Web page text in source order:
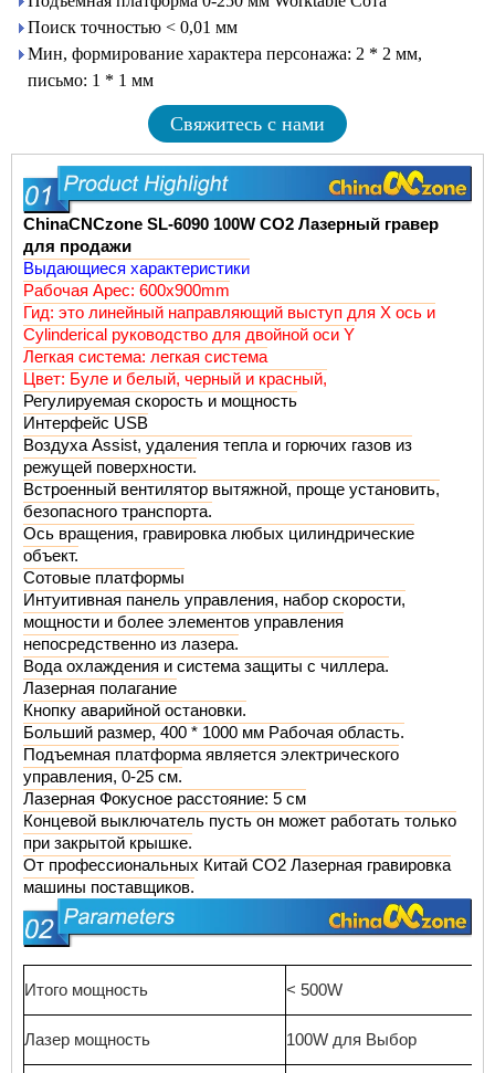
Поиск точностью < 0,01 мм
Мин, формирование характера персонажа: 2 * 2 мм,
письмо: 1 * 1 мм
Свяжитесь с нами
ChinaCNCzone SL-6090 100W CO2 Лазерный гравер
для продажи
Выдающиеся характеристики
Рабочая Арес: 600x900mm
Гид: это линейный направляющий выступ для X ось и
Cylinderical руководство для двойной оси Y
Легкая система: легкая система
Цвет: Буле и белый, черный и красный,
Регулируемая скорость и мощность
Интерфейс USB
Воздуха Assist, удаления тепла и горючих газов из
режущей поверхности.
Встроенный вентилятор вытяжной, проще установить,
безопасного транспорта.
Ось вращения, гравировка любых цилиндрические
объект.
Сотовые платформы
Интуитивная панель управления, набор скорости,
мощности и более элементов управления
непосредственно из лазера.
Вода охлаждения и система защиты с чиллера.
Лазерная полагание
Кнопку аварийной остановки.
Больший размер, 400 * 1000 мм Рабочая область.
Подъемная платформа является электрического
управления, 0-25 см.
Лазерная Фокусное расстояние: 5 см
Концевой выключатель пусть он может работать только
при закрытой крышке.
От профессиональных Китай CO2 Лазерная гравировка
машины поставщиков.
Итого мощность < 500W
Лазер мощность 100W для Выбор